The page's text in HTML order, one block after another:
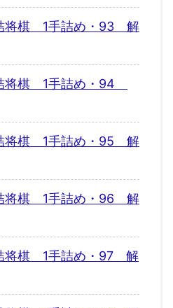
将棋 1手詰め・93 解
将棋 1手詰め・94
将棋 1手詰め・95 解
将棋 1手詰め・96 解
将棋 1手詰め・97 解